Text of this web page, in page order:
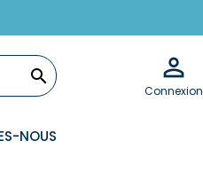
 
Connexion
NOUS